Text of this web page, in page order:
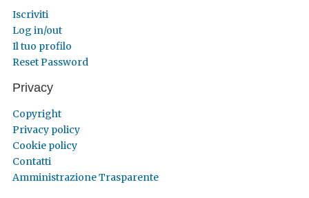
Iscriviti
Log in/out
Il tuo profilo
Reset Password
Privacy
Copyright
Privacy policy
Cookie policy
Contatti
Amministrazione Trasparente